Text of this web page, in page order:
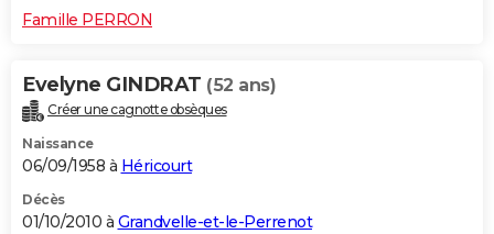
Famille PERRON
Evelyne GINDRAT (52 ans)
Créer une cagnotte obsèques
Naissance
06/09/1958 à Héricourt
Décès
01/10/2010 à Grandvelle-et-le-Perrenot